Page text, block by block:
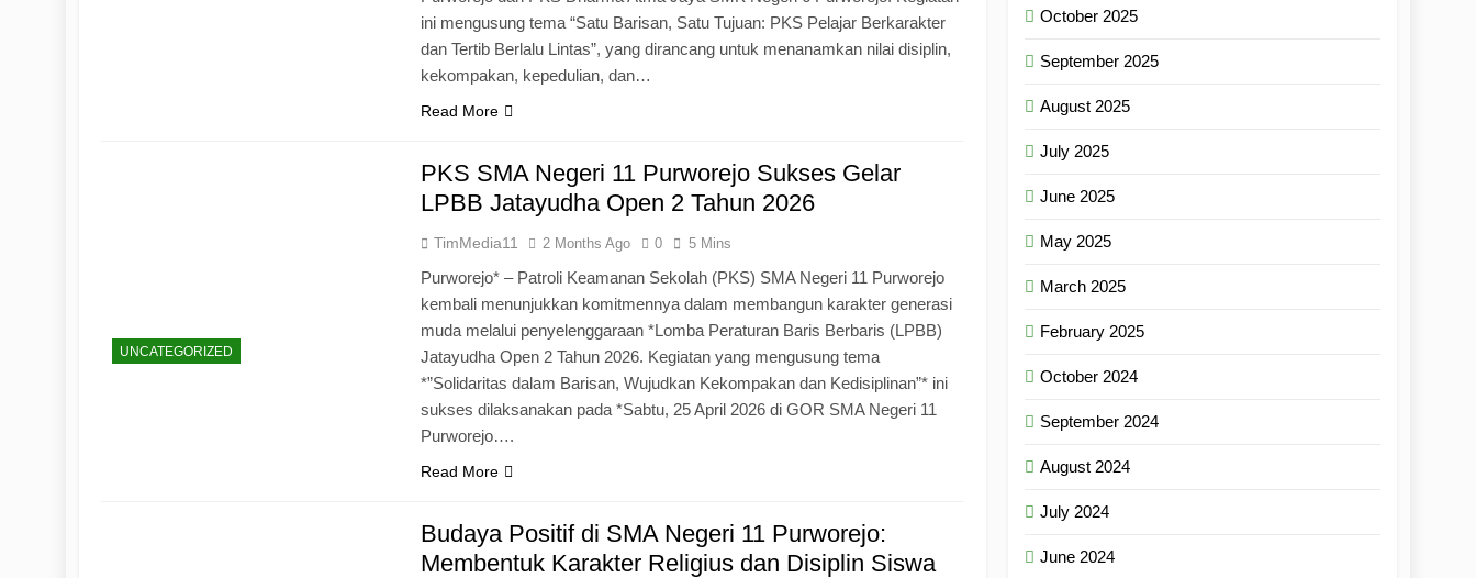
ini mengusung tema “Satu Barisan, Satu Tujuan: PKS Pelajar Berkarakter
dan Tertib Berlalu Lintas”, yang dirancang untuk menanamkan nilai disiplin,
kekompakan, kepedulian, dan…
Read More
UNCATEGORIZED
PKS SMA Negeri 11 Purworejo Sukses Gelar
LPBB Jatayudha Open 2 Tahun 2026
TimMedia11 2 Months Ago 0 5 Mins
Purworejo* – Patroli Keamanan Sekolah (PKS) SMA Negeri 11 Purworejo
kembali menunjukkan komitmennya dalam membangun karakter generasi
muda melalui penyelenggaraan *Lomba Peraturan Baris Berbaris (LPBB)
Jatayudha Open 2 Tahun 2026. Kegiatan yang mengusung tema
*”Solidaritas dalam Barisan, Wujudkan Kekompakan dan Kedisiplinan”* ini
sukses dilaksanakan pada *Sabtu, 25 April 2026 di GOR SMA Negeri 11
Purworejo….
Read More
Budaya Positif di SMA Negeri 11 Purworejo:
Membentuk Karakter Religius dan Disiplin Siswa
October 2025
September 2025
August 2025
July 2025
June 2025
May 2025
March 2025
February 2025
October 2024
September 2024
August 2024
July 2024
June 2024